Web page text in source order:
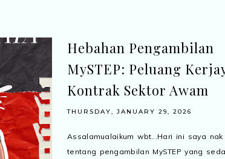
Hebahan Pengambilan
MySTEP: Peluang
Kontrak Sektor Awam
THURSDAY, JANUARY 29, 2026
Assalamualaikum wbt...Hari ini saya
tentang pengambilan MySTEP yang